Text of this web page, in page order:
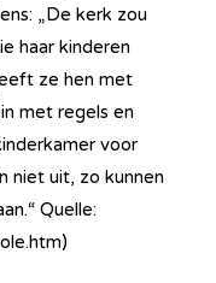
„De kerk zou
haar kinderen
ze hen met
met regels en
voor
niet uit, zo kunnen
Quelle: